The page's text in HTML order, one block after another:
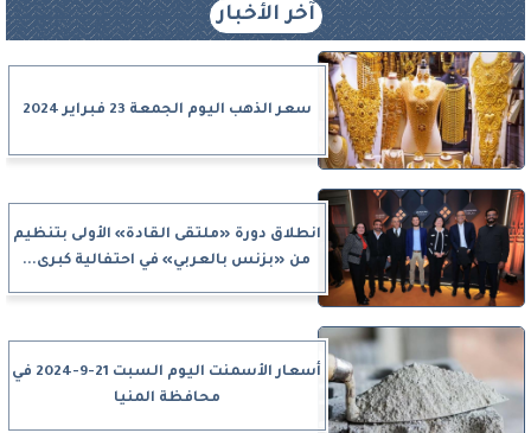
آخر الأخبار
سعر الذهب اليوم الجمعة 23 فبراير 2024
انطلاق دورة «ملتقى القادة» الأولى بتنظيم
من «بزنس بالعربي» في احتفالية كبرى...
أسعار الأسمنت اليوم السبت 21-9-2024 في
محافظة المنيا